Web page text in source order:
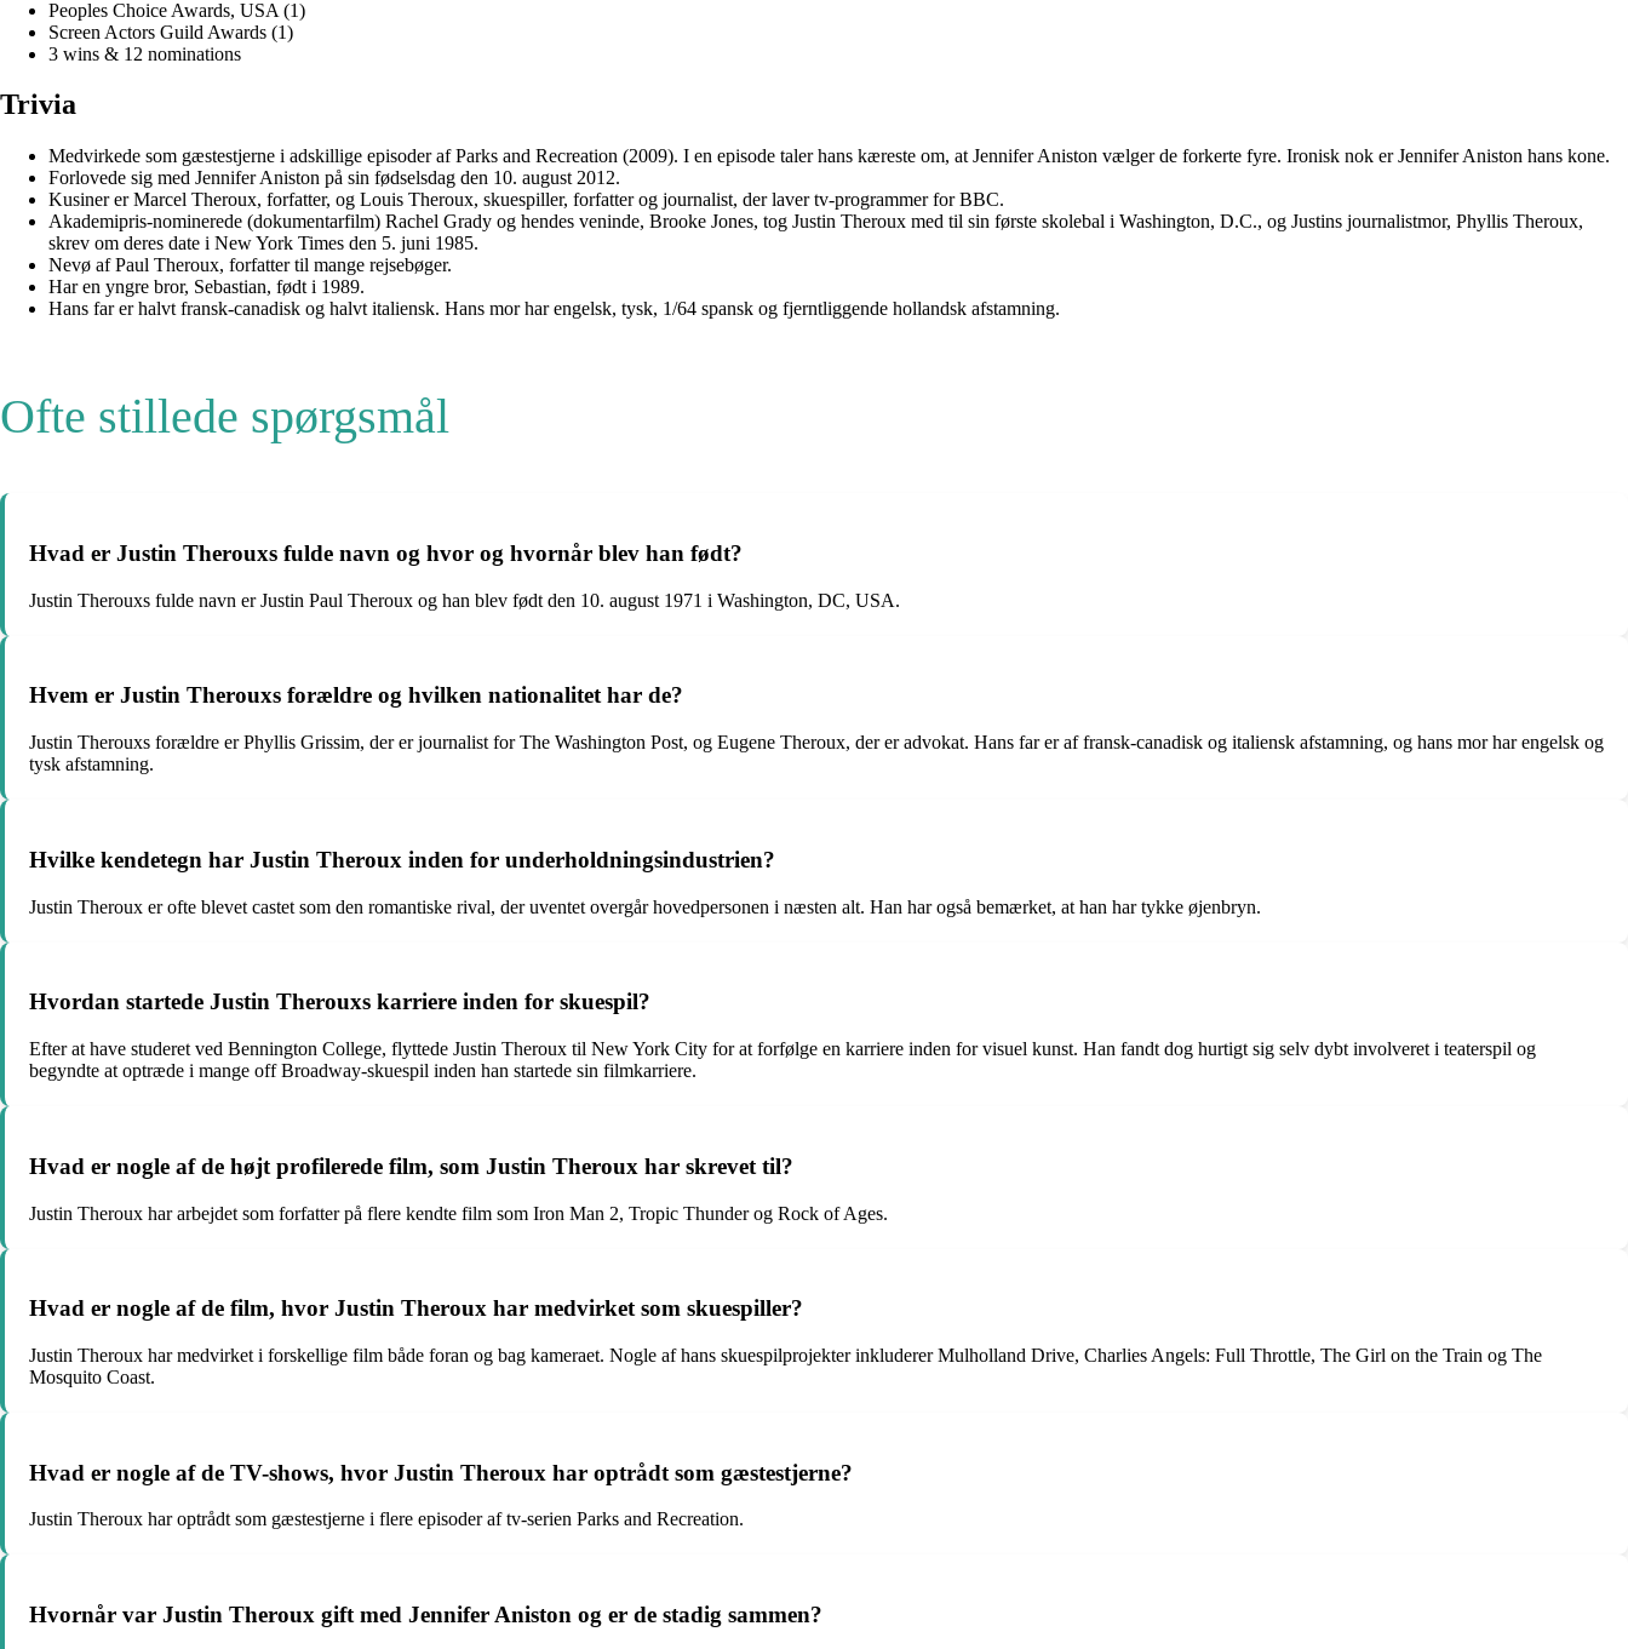
Peoples Choice Awards, USA (1)
Screen Actors Guild Awards (1)
3 wins & 12 nominations
Trivia
Medvirkede som gæstestjerne i adskillige episoder af Parks and Recreation (2009). I en episode taler hans kæreste om, at Jennifer Aniston vælger de forkerte fyre. Ironisk nok er Jennifer Aniston hans kone.
Forlovede sig med Jennifer Aniston på sin fødselsdag den 10. august 2012.
Kusiner er Marcel Theroux, forfatter, og Louis Theroux, skuespiller, forfatter og journalist, der laver tv-programmer for BBC.
Akademipris-nominerede (dokumentarfilm) Rachel Grady og hendes veninde, Brooke Jones, tog Justin Theroux med til sin første skolebal i Washington, D.C., og Justins journalistmor, Phyllis Theroux,
skrev om deres date i New York Times den 5. juni 1985.
Nevø af Paul Theroux, forfatter til mange rejsebøger.
Har en yngre bror, Sebastian, født i 1989.
Hans far er halvt fransk-canadisk og halvt italiensk. Hans mor har engelsk, tysk, 1/64 spansk og fjerntliggende hollandsk afstamning.
Ofte stillede spørgsmål
Hvad er Justin Therouxs fulde navn og hvor og hvornår blev han født?
Justin Therouxs fulde navn er Justin Paul Theroux og han blev født den 10. august 1971 i Washington, DC, USA.
Hvem er Justin Therouxs forældre og hvilken nationalitet har de?
Justin Therouxs forældre er Phyllis Grissim, der er journalist for The Washington Post, og Eugene Theroux, der er advokat. Hans far er af fransk-canadisk og italiensk afstamning, og hans mor har engelsk og
tysk afstamning.
Hvilke kendetegn har Justin Theroux inden for underholdningsindustrien?
Justin Theroux er ofte blevet castet som den romantiske rival, der uventet overgår hovedpersonen i næsten alt. Han har også bemærket, at han har tykke øjenbryn.
Hvordan startede Justin Therouxs karriere inden for skuespil?
Efter at have studeret ved Bennington College, flyttede Justin Theroux til New York City for at forfølge en karriere inden for visuel kunst. Han fandt dog hurtigt sig selv dybt involveret i teaterspil og
begyndte at optræde i mange off Broadway-skuespil inden han startede sin filmkarriere.
Hvad er nogle af de højt profilerede film, som Justin Theroux har skrevet til?
Justin Theroux har arbejdet som forfatter på flere kendte film som Iron Man 2, Tropic Thunder og Rock of Ages.
Hvad er nogle af de film, hvor Justin Theroux har medvirket som skuespiller?
Justin Theroux har medvirket i forskellige film både foran og bag kameraet. Nogle af hans skuespilprojekter inkluderer Mulholland Drive, Charlies Angels: Full Throttle, The Girl on the Train og The
Mosquito Coast.
Hvad er nogle af de TV-shows, hvor Justin Theroux har optrådt som gæstestjerne?
Justin Theroux har optrådt som gæstestjerne i flere episoder af tv-serien Parks and Recreation.
Hvornår var Justin Theroux gift med Jennifer Aniston og er de stadig sammen?